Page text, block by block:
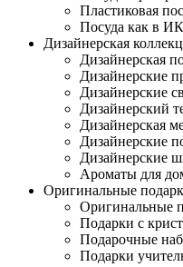
Пластиковая
Посуда как в
Дизайнерская
Дизайнерская
Дизайнерские
Дизайнерские
Дизайнерский
Дизайнерская
Дизайнерские
Дизайнерские
Ароматы для
Оригинальные
Оригинальные
Подарки с
Подарочные
Подарки